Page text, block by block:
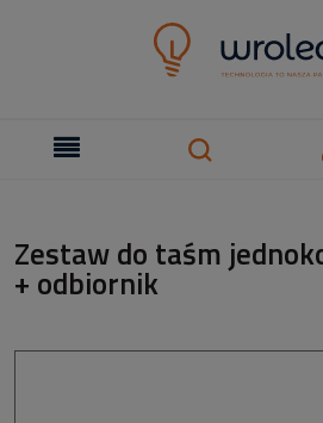
Zestaw do taśm
+ odbiornik